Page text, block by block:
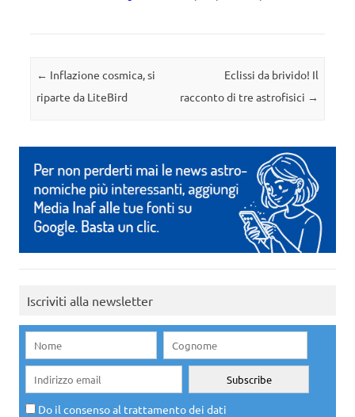
Navigazione articolo
← Inflazione cosmica, si
riparte da LiteBird
Eclissi da brivido! Il
racconto di tre astrofisici →
Iscriviti alla newsletter
Do il consenso al trattamento dei dati